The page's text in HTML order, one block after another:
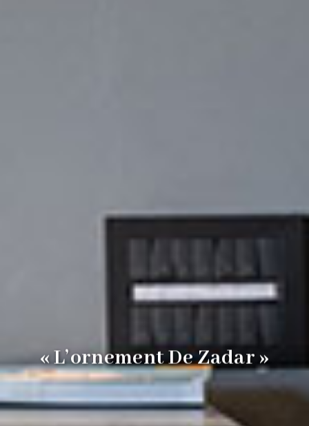
« Une Expérience Faite
D’histoire Palpable,
D’évolution Et De Contraste »